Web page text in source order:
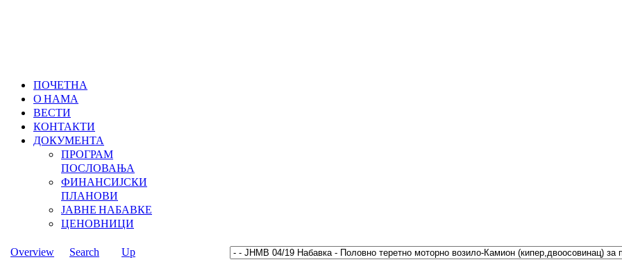
ПОЧЕТНА
О НАМА
ВЕСТИ
КОНТАКТИ
ДОКУМЕНТА
ПРОГРАМ
ПОСЛОВАЊА
ФИНАНСИЈСКИ
ПЛАНОВИ
ЈАВНЕ НАБАВКЕ
ЦЕНОВНИЦИ
Overview Search
Up